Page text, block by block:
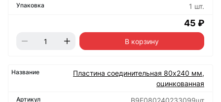
1 шт.
45 ₽
В корзину
Пластина соединительная 80х240 мм,
оцинкованная